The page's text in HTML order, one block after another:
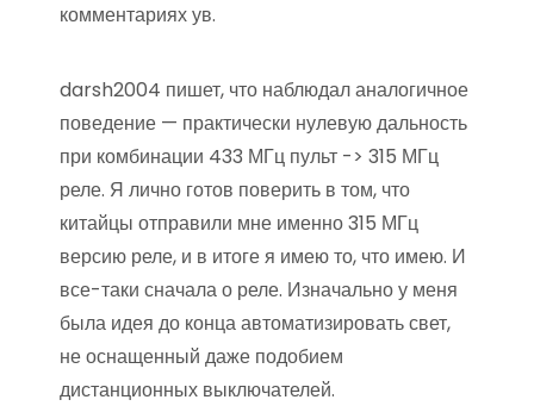
комментариях ув.
darsh2004 пишет, что наблюдал аналогичное
поведение — практически нулевую дальность
при комбинации 433 МГц пульт -> 315 МГц
реле. Я лично готов поверить в том, что
китайцы отправили мне именно 315 МГц
версию реле, и в итоге я имею то, что имею. И
все-таки сначала о реле. Изначально у меня
была идея до конца автоматизировать свет,
не оснащенный даже подобием
дистанционных выключателей.